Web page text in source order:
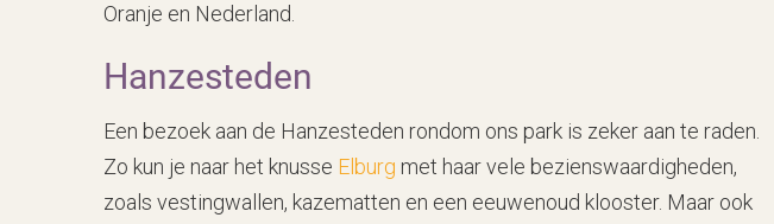
Oranje en Nederland.
Hanzesteden
Een bezoek aan de Hanzesteden rondom ons park is zeker aan te raden.
Zo kun je naar het knusse Elburg met haar vele bezienswaardigheden,
zoals vestingwallen, kazematten en een eeuwenoud klooster. Maar ook